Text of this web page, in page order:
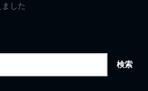
した